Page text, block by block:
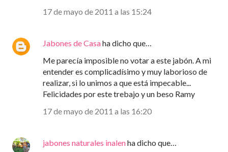
17 de mayo de 2011 a las 15:24
Jabones de Casaha dicho que…
Me parecía imposible no votar a este jabón. A mi
entender es complicadísimo y muy laborioso de
realizar, si lo unimos a que está impecable...
Felicidades por este trebajo y un beso Ramy
17 de mayo de 2011 a las 16:20
jabones naturales inalenha dicho que…